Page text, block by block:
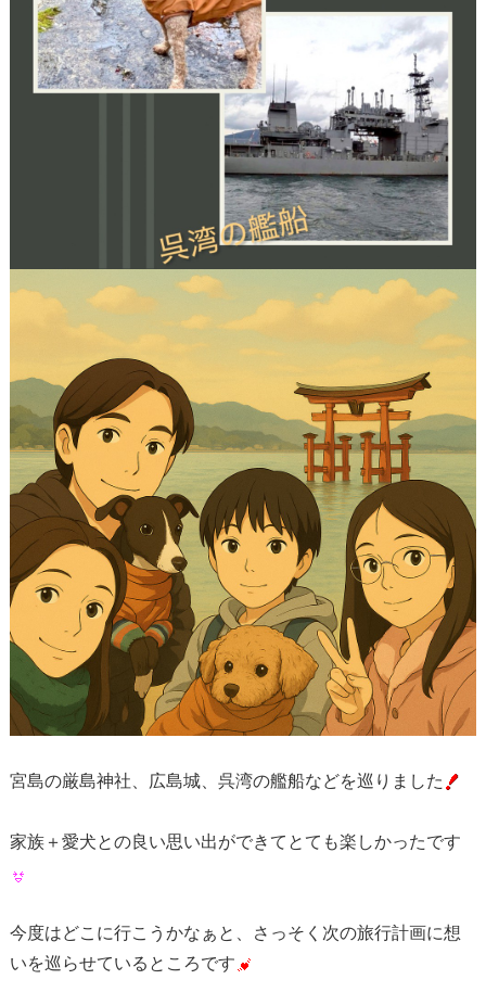
宮島の厳島神社、広島城、呉湾の艦船などを巡りました
家族＋愛犬との良い思い出ができてとても楽しかったです
今度はどこに行こうかなぁと、さっそく次の旅行計画に想
いを巡らせているところです